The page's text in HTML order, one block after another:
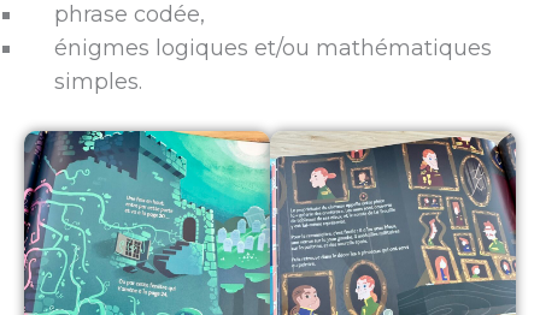
phrase codée,
énigmes logiques et/ou mathématiques
simples.